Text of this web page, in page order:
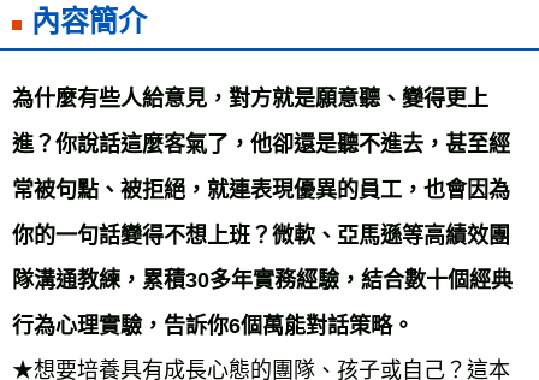
內容簡介
為什麼有些人給意見，對方就是願意聽、變得更上
進？你說話這麼客氣了，他卻還是聽不進去，甚至經
常被句點、被拒絕，就連表現優異的員工，也會因為
你的一句話變得不想上班？微軟、亞馬遜等高績效團
隊溝通教練，累積30多年實務經驗，結合數十個經典
行為心理實驗，告訴你6個萬能對話策略。
★想要培養具有成長心態的團隊、孩子或自己？這本